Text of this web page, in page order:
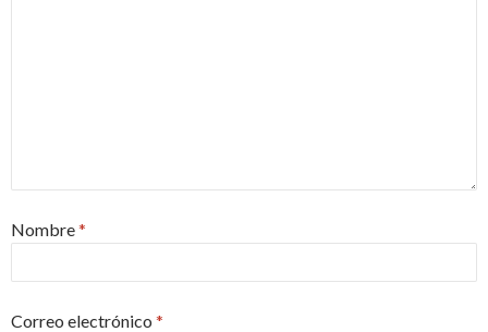
Nombre*
Correo electrónico *